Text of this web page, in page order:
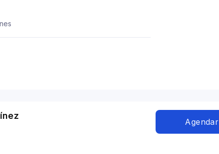
Agendar